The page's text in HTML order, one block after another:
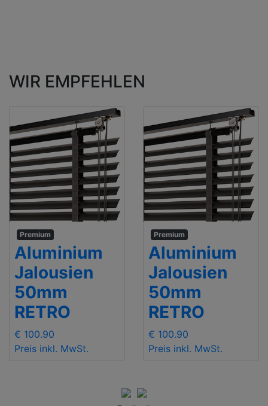
WIR EMPFEHLEN
Premium
Aluminium
Jalousien
50mm
RETRO
€ 100.90
Preis inkl. MwSt.
Premium
Aluminium
Jalousien
50mm
RETRO
€ 100.90
Preis inkl. MwSt.